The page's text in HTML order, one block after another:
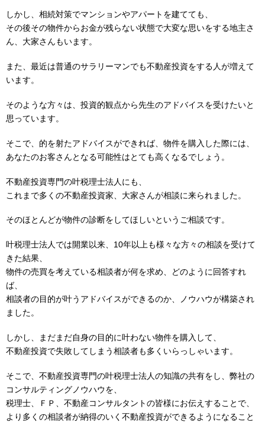
しかし、相続対策でマンションやアパートを建てても、
その後その物件からお金が残らない状態で大変な思いをする地主さ
ん、大家さんもいます。
また、最近は普通のサラリーマンでも不動産投資をする人が増えて
います。
そのような方々は、投資的観点から先生のアドバイスを受けたいと
思っています。
そこで、的を射たアドバイスができれば、物件を購入した際には、
あなたのお客さんとなる可能性はとても高くなるでしょう。
不動産投資専門の叶税理士法人にも、
これまで多くの不動産投資家、大家さんが相談に来られました。
そのほとんどが物件の診断をしてほしいというご相談です。
叶税理士法人では開業以来、10年以上も様々な方々の相談を受けて
きた結果、
物件の売買を考えている相談者が何を求め、どのように回答すれ
ば、
相談者の目的が叶うアドバイスができるのか、ノウハウが構築され
ました。
しかし、まだまだ自身の目的に叶わない物件を購入して、
不動産投資で失敗してしまう相談者も多くいらっしゃいます。
そこで、不動産投資専門の叶税理士法人の知識の共有をし、弊社の
コンサルティングノウハウを、
税理士、ＦＰ、不動産コンサルタントの皆様にお伝えすることで、
より多くの相談者が納得のいく不動産投資ができるようになること